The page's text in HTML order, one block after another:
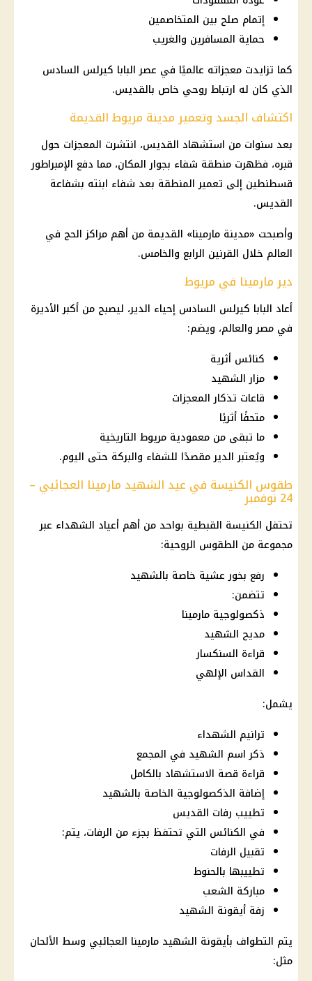
إتمام صلح بين المتخاصمين
حماية المسافرين والغريب
كما تزايدت معجزاته عالميًا في عصر البابا كيرلس السادس
الذي كان له ارتباط روحي خاص بالقديس.
اكتشاف الجسد وتعمير مدينة مريوط القديمة
بعد سنوات من استشهاد القديس، انتشرت المعجزات حول
قبره، فظهرت منطقة شفاء بجوار المكان، مما دفع الإمبراطور
قسطنطين إلى تعمير المنطقة بعد شفاء ابنته بشفاعة
القديس.
وأصبحت «مدينة مارمينا» القديمة من أهم مراكز الحج في
العالم خلال القرنين الرابع والخامس.
دير مارمينا في مريوط
أعاد البابا كيرلس السادس إحياء الدير، ليصبح من أكبر الأديرة
في مصر والعالم، ويضم:
كنائس أثرية
مزار الشهيد
قاعات تذكار المعجزات
متحفًا أثريًا
ما تبقى من معمودية مريوط التاريخية
ويُعتبر الدير مقصدًا للشفاء والبركة حتى اليوم.
طقوس الكنيسة في عيد الشهيد مارمينا العجائبي –
24 نوفمبر
تحتفل الكنيسة القبطية بواحد من أهم أعياد الشهداء عبر
مجموعة من الطقوس الروحية:
رفع بخور عشية خاصة بالشهيد
تتضمن:
ذكصولوجية مارمينا
مديح الشهيد
قراءة السنكسار
القداس الإلهي
يشمل:
ترانيم الشهداء
ذكر اسم الشهيد في المجمع
قراءة قصة الاستشهاد بالكامل
إضافة الذكصولوجية الخاصة بالشهيد
تطييب رفات القديس
في الكنائس التي تحتفظ بجزء من الرفات، يتم:
تقبيل الرفات
تطييبها بالحنوط
مباركة الشعب
زفة أيقونة الشهيد
يتم التطواف بأيقونة الشهيد مارمينا العجائبي وسط الألحان
مثل: